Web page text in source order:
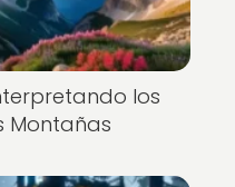
los
Montañas